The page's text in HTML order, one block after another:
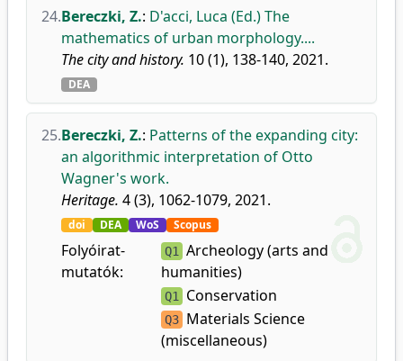
24.Bereczki, Z.: D'acci, Luca (Ed.) The
mathematics of urban morphology....
The city and history. 10 (1), 138-140, 2021.
DEA
25.Bereczki, Z.: Patterns of the expanding city:
an algorithmic interpretation of Otto
Wagner's work.
Heritage. 4 (3), 1062-1079, 2021.
doi DEA WoS Scopus
Folyóirat-
mutatók:
Q1 Archeology (arts and
humanities)
Q1 Conservation
Q3 Materials Science
(miscellaneous)